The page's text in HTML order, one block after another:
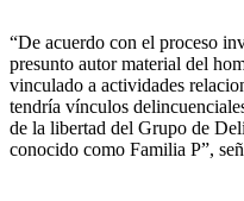
“De acuerdo con el proceso
presunto autor material del
vinculado a actividades
tendría vínculos
de la libertad del Grupo de
conocido como Familia P”,